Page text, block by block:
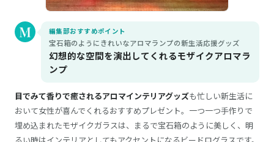
編集部おすすめポイント
宝石箱のようにきれいなアロマランプの新生活応援グッズ
幻想的な空間を演出してくれるモザイクアロマラ
ンプ
目でみて香りで癒されるアロマインテリアグッズも忙しい新生活に
おいて女性が喜んでくれるおすすめプレゼント。一つ一つ手作りで
埋め込まれたモザイクガラスは、まるで宝石箱のように美しく、明